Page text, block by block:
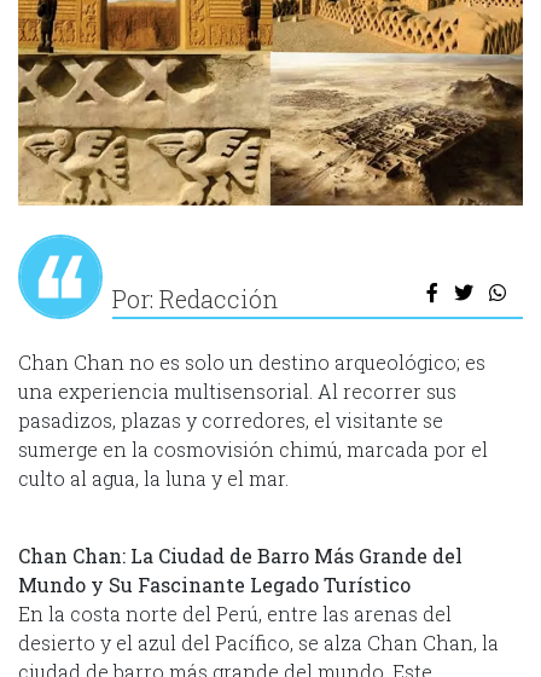
Por: Redacción
Chan Chan no es solo un destino arqueológico; es
una experiencia multisensorial. Al recorrer sus
pasadizos, plazas y corredores, el visitante se
sumerge en la cosmovisión chimú, marcada por el
culto al agua, la luna y el mar.
Chan Chan: La Ciudad de Barro Más Grande del
Mundo y Su Fascinante Legado Turístico
En la costa norte del Perú, entre las arenas del
desierto y el azul del Pacífico, se alza Chan Chan, la
ciudad de barro más grande del mundo. Este